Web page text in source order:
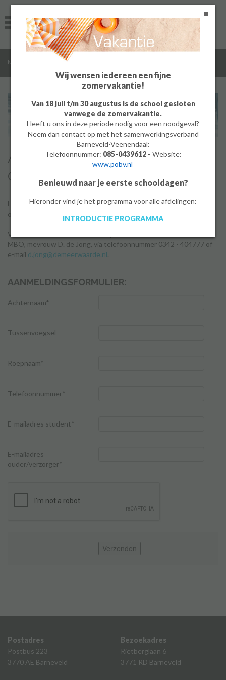
Wij wensen iedereen een fijne
zomervakantie!
Van 18 juli t/m 30 augustus is de school gesloten
vanwege de zomervakantie.
Heeft u ons in deze periode nodig voor een noodgeval?
Neem dan contact op met het samenwerkingsverband
Barneveld-Veenendaal:
Telefoonnummer: 085-0439612 - Website:
www.pobv.nl
Benieuwd naar je eerste schooldagen?
Hieronder vind je het programma voor alle afdelingen:
INTRODUCTIE PROGRAMMA
Algemeen
Inloggen
MBO /
Aanmelden voor de BBL
opleiding
Hieronder vind je het aanmeldingsformulier voor de BBL-
opleidingen bij MBO locatie De Meerwaarde MBO in Barneveld.
Voor informatie kunt u contact opnemen met onze teamleider
MBO, mevrouw D. de Jong, via telefoonnummer 0342 - 404777 of
e-mail d.jong@demeerwaarde.nl.
AANMELDINGSFORMULIER:
Achternaam*
Tussenvoegsel
Roepnaam*
Telefoonnummer*
E-mailadres student*
E-mailadres
ouder/verzorger*
Verzenden
Postadres
Postbus 223
3770 AE Barneveld
Bezoekadres
Rietberglaan 6
3771 RD Barneveld